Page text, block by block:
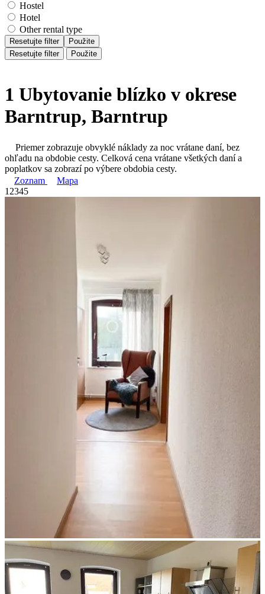
Hostel
Hotel
Other rental type
Resetujte filter
Použite
Resetujte filter
Použite
1 Ubytovanie blízko v okrese
Barntrup, Barntrup
Priemer zobrazuje obvyklé náklady za noc vrátane daní, bez
ohľadu na obdobie cesty. Celková cena vrátane všetkých daní a
poplatkov sa zobrazí po výbere obdobia cesty.
Zoznam
Mapa
1 2345